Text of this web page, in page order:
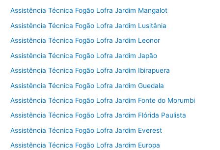
Assistência Técnica Fogão Lofra Jardim Mangalot
Assistência Técnica Fogão Lofra Jardim Lusitânia
Assistência Técnica Fogão Lofra Jardim Leonor
Assistência Técnica Fogão Lofra Jardim Japão
Assistência Técnica Fogão Lofra Jardim Ibirapuera
Assistência Técnica Fogão Lofra Jardim Guedala
Assistência Técnica Fogão Lofra Jardim Fonte do Morumbi
Assistência Técnica Fogão Lofra Jardim Flórida Paulista
Assistência Técnica Fogão Lofra Jardim Everest
Assistência Técnica Fogão Lofra Jardim Europa